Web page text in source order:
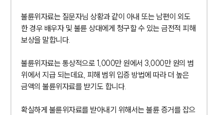
불륜위자료는 질문자님 상황과 같이 아내 또는 남편이 외도
한 경우 배우자 및 불륜 상대에게 청구할 수 있는 금전적 피해
보상을 말합니다.
불륜위자료는 통상적으로 1,000만 원에서 3,000만 원의 범
위에서 지급 되는데요, 피해 범위 입증 방법에 따라 더 높은
금액의 불륜위자료를 받기도 합니다.
확실하게 불륜위자료를 받아내기 위해서는 불륜 증거를 잡으